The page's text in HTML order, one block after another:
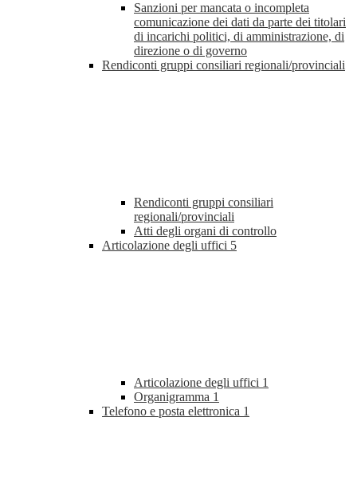
Sanzioni per mancata o incompleta
comunicazione dei dati da parte dei titolari
di incarichi politici, di amministrazione, di
direzione o di governo
Rendiconti gruppi consiliari regionali/provinciali
Rendiconti gruppi consiliari
regionali/provinciali
Atti degli organi di controllo
Articolazione degli uffici 5
Articolazione degli uffici 1
Organigramma 1
Telefono e posta elettronica 1